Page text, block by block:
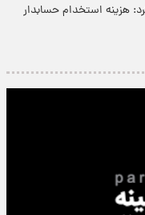
هزینه استخدام حسابدار